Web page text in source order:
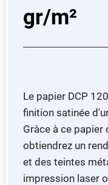
gr/m²
Le papier DCP
finition satinée
Gràce à ce papier
obtiendrez un
et des teintes
impression laser